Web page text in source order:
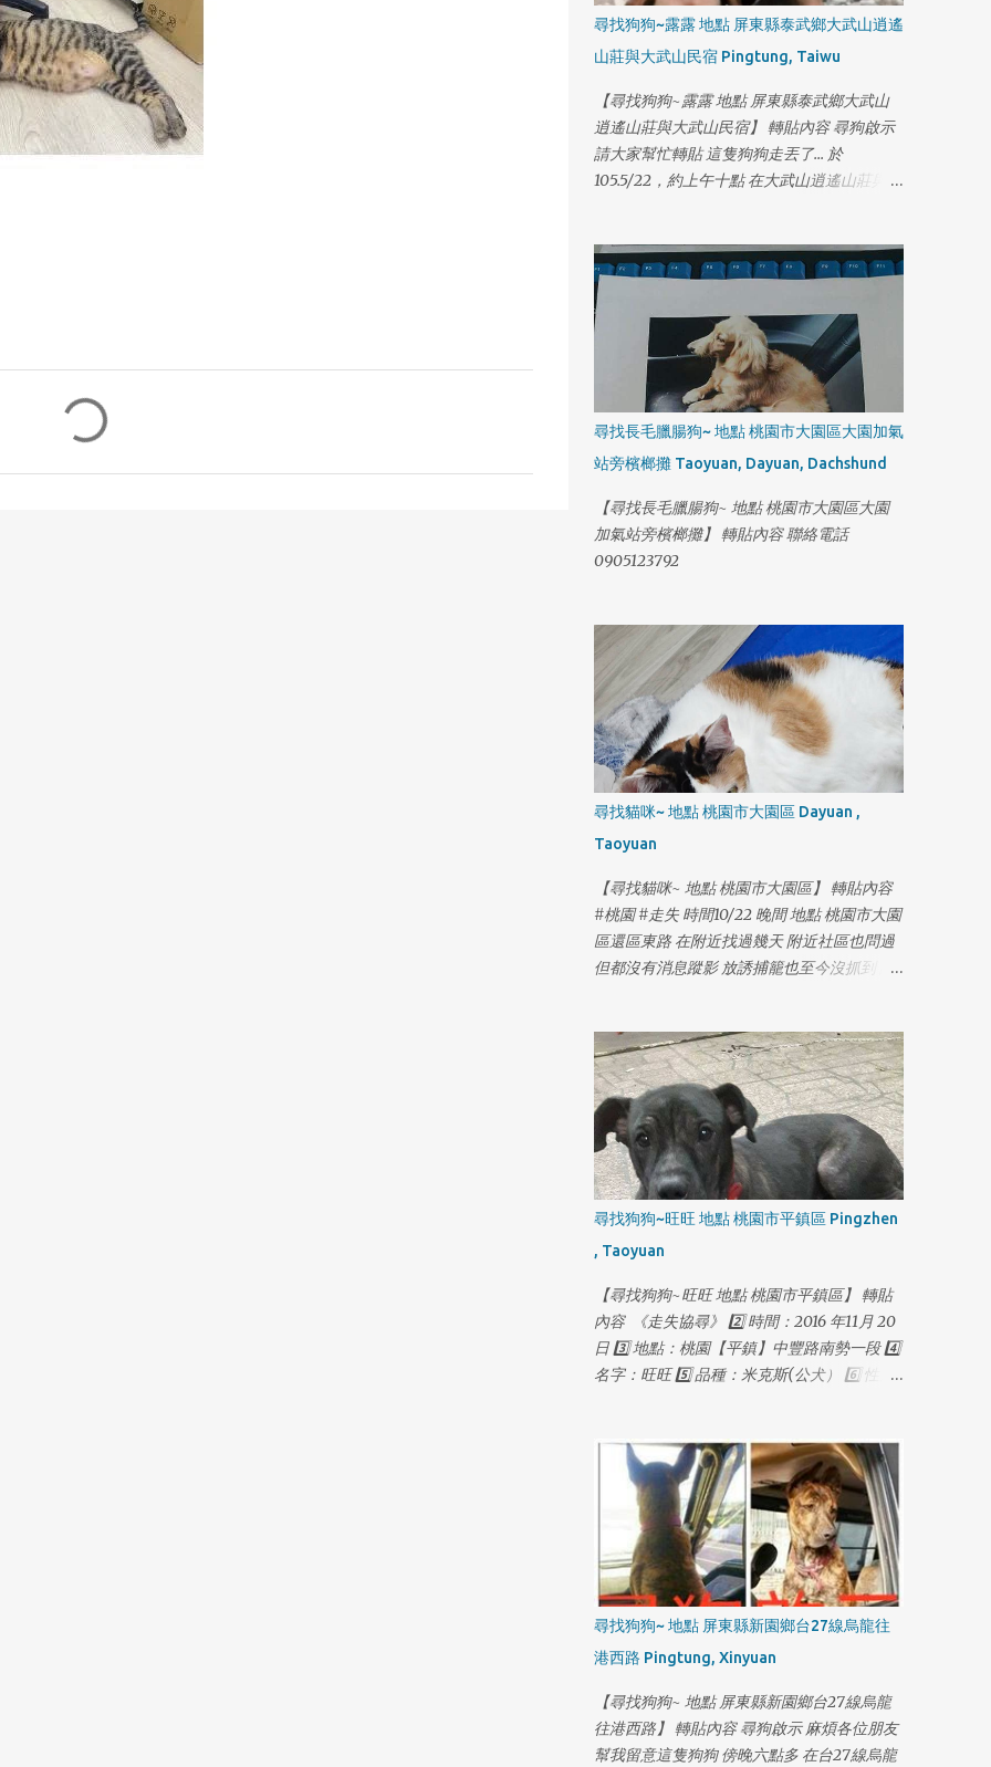
尋找狗狗~露露 地點 屏東縣泰武鄉大武山逍遙
山莊與大武山民宿 Pingtung, Taiwu
【尋找狗狗~露露 地點 屏東縣泰武鄉大武山
逍遙山莊與大武山民宿】 轉貼內容 尋狗啟示
請大家幫忙轉貼 這隻狗狗走丟了... 於
105.5/22，約上午十點 在大武山逍遙山莊與大
1
尋找長毛臘腸狗~ 地點 桃園市大園區大園加氣
站旁檳榔攤 Taoyuan, Dayuan, Dachshund
【尋找長毛臘腸狗~ 地點 桃園市大園區大園
加氣站旁檳榔攤】 轉貼內容 聯絡電話
0905123792
尋找貓咪~ 地點 桃園市大園區 Dayuan ,
Taoyuan
【尋找貓咪~ 地點 桃園市大園區】 轉貼內容
#桃園 #走失 時間10/22 晚間 地點 桃園市大園
區還區東路 在附近找過幾天 附近社區也問過
但都沒有消息蹤影 放誘捕籠也至今沒抓到 請
https://www.facebook.com/yolanda1103
1
尋找狗狗~旺旺 地點 桃園市平鎮區 Pingzhen
, Taoyuan
【尋找狗狗~旺旺 地點 桃園市平鎮區】 轉貼
內容 《走失協尋》 2️⃣ 時間：2016 年11月 20
日 3️⃣ 地點：桃園【平鎮】中豐路南勢一段 4️⃣
名字：旺旺 5️⃣ 品種：米克斯(公犬） 6️⃣ 性別/
項圈，金色鈴鐺，失蹤前體重約18公斤。皮毛
略稀疏。 🔟 聯絡方式：0927115888 葉先生
（03）4031691 多多莉寵物
尋找狗狗~ 地點 屏東縣新園鄉台27線烏龍往
港西路 Pingtung, Xinyuan
【尋找狗狗~ 地點 屏東縣新園鄉台27線烏龍
往港西路】 轉貼內容 尋狗啟示 麻煩各位朋友
幫我留意這隻狗狗 傍晚六點多 在台27線烏龍